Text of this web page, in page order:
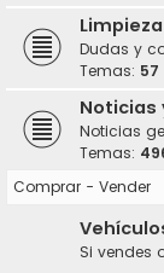
Dudas y
Temas: 57
Noticias
Noticias
Temas:
Comprar - Vender
Si vendes